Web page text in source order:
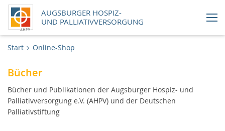
AUGSBURGER HOSPIZ-
UND PALLIATIVVERSORGUNG
Aktuelles
Handlungsfelder
Über uns
Start Online-Shop
Bücher
Bücher und Publikationen der Augsburger Hospiz- und
Palliativversorgung e.V. (AHPV) und der Deutschen
Palliativstiftung